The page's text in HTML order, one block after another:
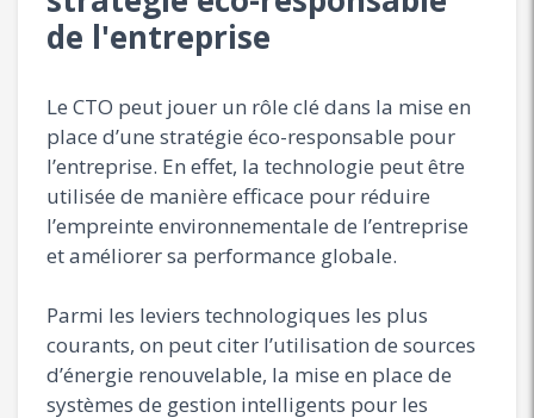
de l'entreprise
Le CTO peut jouer un rôle clé dans la mise en
place d’une stratégie éco-responsable pour
l’entreprise. En effet, la technologie peut être
utilisée de manière efficace pour réduire
l’empreinte environnementale de l’entreprise
et améliorer sa performance globale.
Parmi les leviers technologiques les plus
courants, on peut citer l’utilisation de sources
d’énergie renouvelable, la mise en place de
systèmes de gestion intelligents pour les